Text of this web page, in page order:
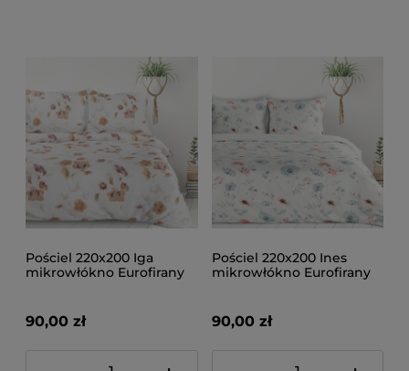
Pościel 220x200 Iga
mikrowłókno Eurofirany
90,00 zł
Pościel 220x200 Ines
mikrowłókno Eurofirany
90,00 zł